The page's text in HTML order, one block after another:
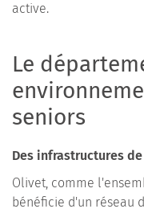
active.
Le
seniors
Des infrastructures
Olivet, comme
bénéficie d'un réseau